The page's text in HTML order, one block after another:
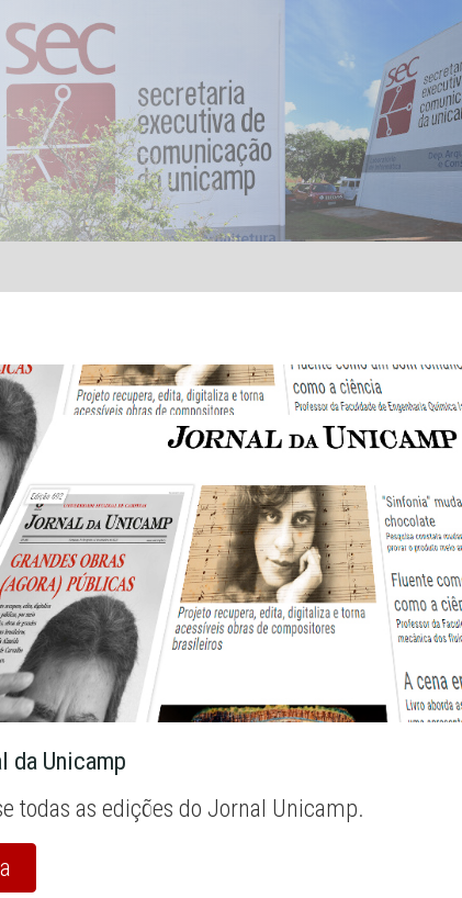
da Unicamp
todas as edições do Jornal Unicamp.